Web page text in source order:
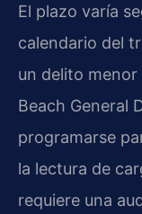
El plazo varía
calendario del
un delito
Beach General
programarse
la lectura de
requiere una